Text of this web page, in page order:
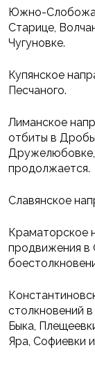
Южно-
Старице,
Чугуновке.
Купянское
Песчаного.
Лиманское
отбиты в
продолжается.
Славянское
Краматорское
продвижения в
столкновений
Быка,
Яра, Софиевки